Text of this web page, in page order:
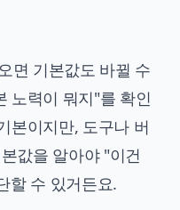
면 기본값도 바뀔 수
노력이 뭐지"를 확인
본이지만, 도구나 버
값을 알아야 "이건
할 수 있거든요.